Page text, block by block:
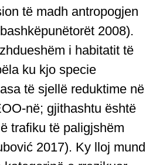
të madh antropogjen
2008).
i habitatit të
ku kjo specie
të sjellë reduktime në
në; gjithashtu është
trafiku të paligjshëm
2017). Ky lloj mund